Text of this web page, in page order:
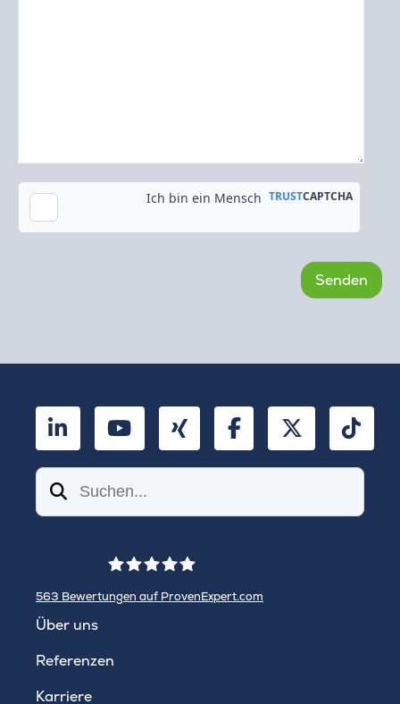
Kopie an meine E-Mail-Adresse senden
LinkedInYouTubeXing FacebookTwitter
Suchen
563 Bewertungen auf ProvenExpert.com
Über uns
Referenzen
Karriere